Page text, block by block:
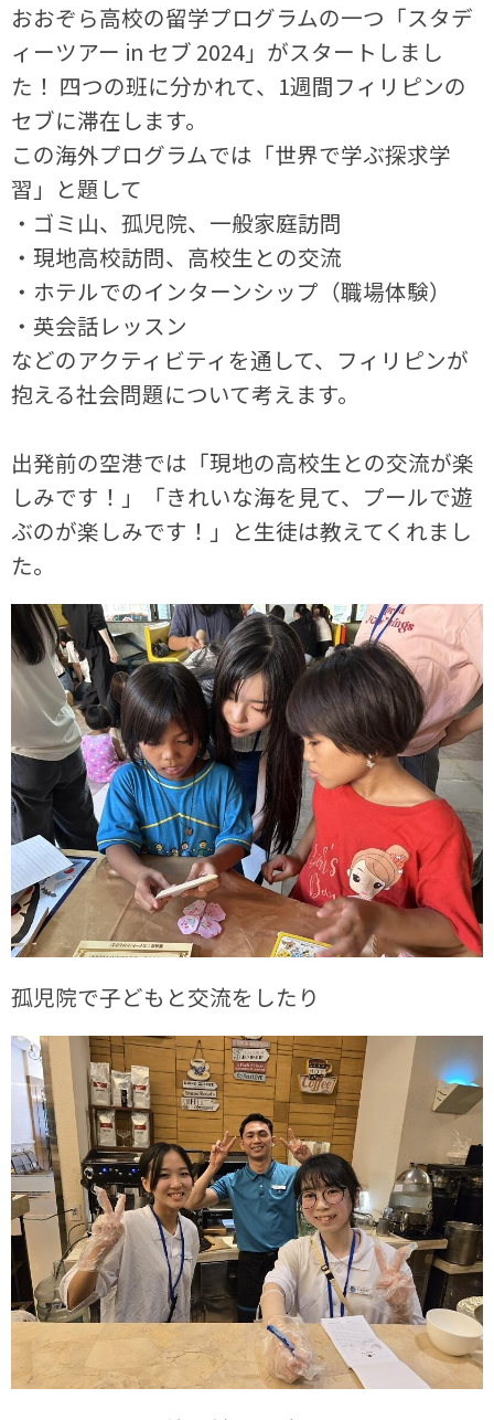
おおぞら高校の留学プログラムの一つ「スタデ
ィーツアー in セブ 2024」がスタートしまし
た！ 四つの班に分かれて、1週間フィリピンの
セブに滞在します。
この海外プログラムでは「世界で学ぶ探求学
習」と題して
・ゴミ山、孤児院、一般家庭訪問
・現地高校訪問、高校生との交流
・ホテルでのインターンシップ（職場体験）
・英会話レッスン
などのアクティビティを通して、フィリピンが
抱える社会問題について考えます。
出発前の空港では「現地の高校生との交流が楽
しみです！」「きれいな海を見て、プールで遊
ぶのが楽しみです！」と生徒は教えてくれまし
た。
孤児院で子どもと交流をしたり